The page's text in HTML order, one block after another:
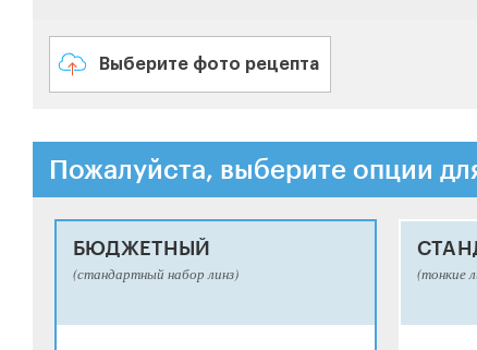
Выберите фото рецепта
Пожалуйста, выберите опции
БЮДЖЕТНЫЙ
(стандартный набор линз) (тонкие